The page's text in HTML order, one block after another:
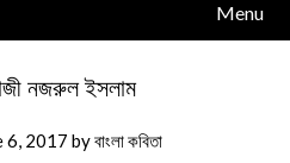
Menu
নজরুল ইসলাম
6, 2017 byবাংলা কবিতা